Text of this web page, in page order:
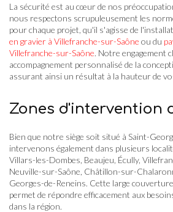
La sécurité est au cœur de nos
nous respectons scrupuleusement les
pour chaque projet, qu'il s'agisse de
en gravier à Villefranche-sur-Saône ou du
Villefranche-sur-Saône. Notre engagement
accompagnement personnalisé de la
assurant ainsi un résultat à la hauteur de
Zones d'intervention
Bien que notre siège soit situé à Saint-
intervenons également dans plusieurs
Villars-les-Dombes, Beaujeu, Écully,
Neuville-sur-Saône, Châtillon-sur-
Georges-de-Reneins. Cette large
permet de répondre efficacement aux
dans la région.